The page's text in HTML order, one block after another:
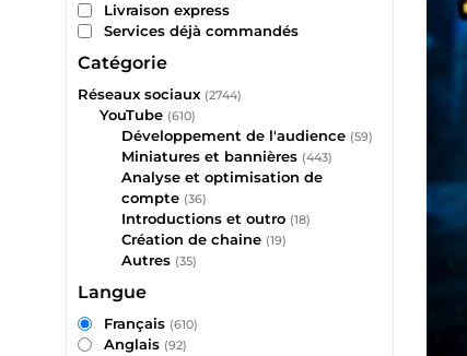
Livraison express
Services déjà commandés
Catégorie
Réseaux sociaux (2744)
YouTube (610)
Développement de l'audience (59)
Miniatures et bannières (443)
Analyse et optimisation de
compte (36)
Introductions et outro (18)
Création de chaine (19)
Autres (35)
Langue
Français (610)
Anglais (92)